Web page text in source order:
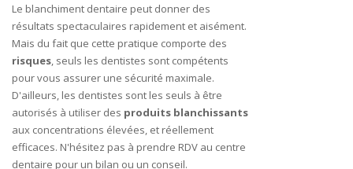
Le blanchiment dentaire peut donner des
résultats spectaculaires rapidement et aisément.
Mais du fait que cette pratique comporte des
risques, seuls les dentistes sont compétents
pour vous assurer une sécurité maximale.
D'ailleurs, les dentistes sont les seuls à être
autorisés à utiliser des produits blanchissants
aux concentrations élevées, et réellement
efficaces. N'hésitez pas à prendre RDV au centre
dentaire pour un bilan ou un conseil.